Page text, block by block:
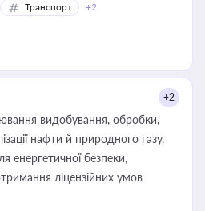
Транспорт +2
+2
видобування, обробки,
нафти й природного газу,
енергетичної безпеки,
ліцензійних умов